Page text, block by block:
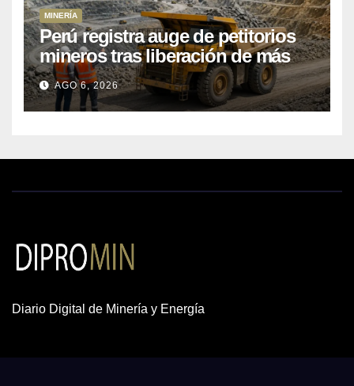
MINERÍA
Perú registra auge de petitorios
mineros tras liberación de más
de mil concesiones para explorar
cobre y oro
AGO 6, 2026
Diario Digital de Minería y Energía